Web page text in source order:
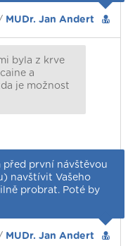
MUDr. Jan Andert
byla z krve
a
je možnost
před první návštěvou
navštívit Vašeho
probrat. Poté by
MUDr. Jan Andert